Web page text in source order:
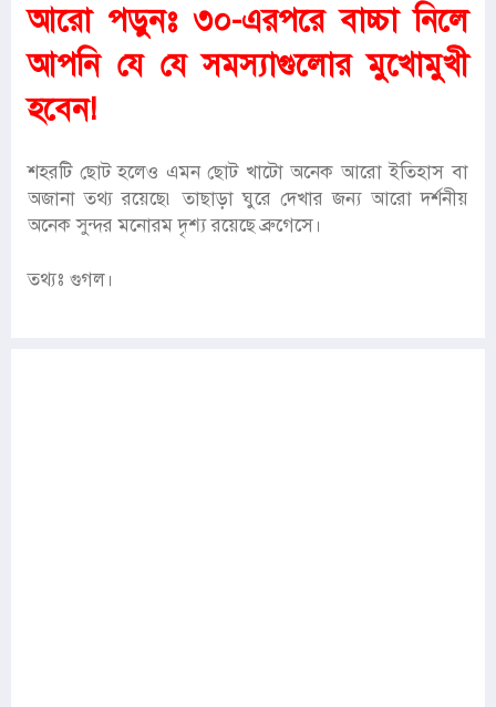
আরো পড়ুনঃ৩০-এরপরে বাচ্চা নিলে
আপনি যে যে সমস্যাগুলোর মুখোমুখী
হবেন!
শহরটি ছোট হলেও এমন ছোট খাটো অনেক আরো ইতিহাস বা
অজানা তথ্য রয়েছে৷ তাছাড়া ঘুরে দেখার জন্য আরো দর্শনীয়
অনেক সুন্দর মনোরম দৃশ্য রয়েছে ব্রুগেসে।
তথ্যঃ গুগল।